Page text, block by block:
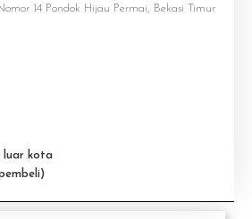
14 Pondok Hijau Permai, Bekasi Timur
luar kota